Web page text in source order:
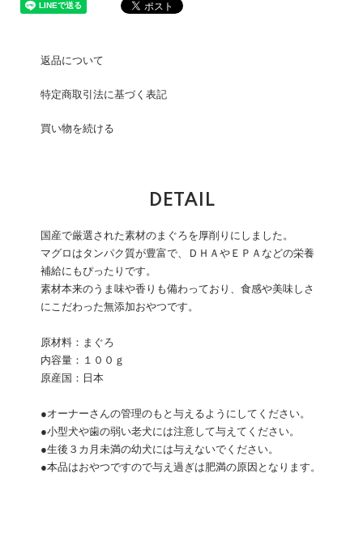
返品について
特定商取引法に基づく表記
買い物を続ける
DETAIL
国産で厳選された素材のまぐろを厚削りにしました。
マグロはタンパク質が豊富で、ＤＨＡやＥＰＡなどの栄養
補給にもぴったりです。
素材本来のうま味や香りも備わっており、食感や美味しさ
にこだわった無添加おやつです。
原材料：まぐろ
内容量：１００ｇ
原産国：日本
●オーナーさんの管理のもと与えるようにしてください。
●小型犬や歯の弱い老犬には注意して与えてください。
●生後３カ月未満の幼犬には与えないでください。
●本品はおやつですので与え過ぎは肥満の原因となります。